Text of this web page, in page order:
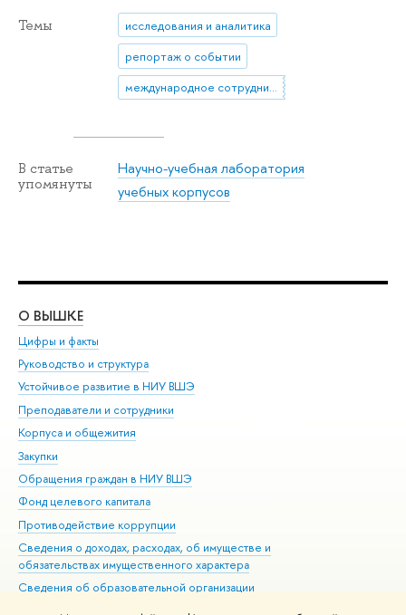
Темы
исследования и аналитика
репортаж о событии
международное сотрудничество
В статье
упомянуты
Научно-учебная лаборатория
учебных корпусов
О ВЫШКЕ
Цифры и факты
Руководство и структура
Устойчивое развитие в НИУ ВШЭ
Преподаватели и сотрудники
Корпуса и общежития
Закупки
Обращения граждан в НИУ ВШЭ
Фонд целевого капитала
Противодействие коррупции
Сведения о доходах, расходах, об имуществе и
обязательствах имущественного характера
Сведения об образовательной организации
Людям с ограниченными возможностями здоровья